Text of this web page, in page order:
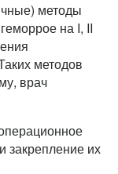
методы
на I, II
методов
врач
закрепление их